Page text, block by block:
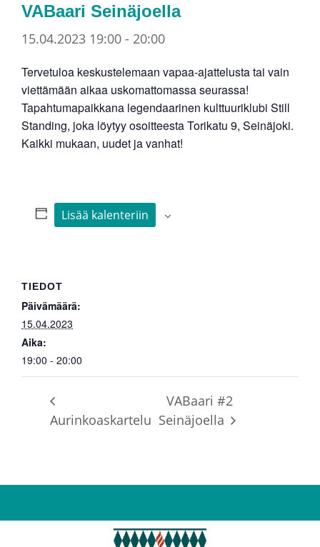
VABaari Seinäjoella
15.04.2023 19:00 - 20:00
Tervetuloa keskustelemaan vapaa-ajattelusta tai vain
viettämään aikaa uskomattomassa seurassa!
Tapahtumapaikkana legendaarinen kulttuuriklubi Still
Standing, joka löytyy osoitteesta Torikatu 9, Seinäjoki.
Kaikki mukaan, uudet ja vanhat!
Lisää kalenteriin
TIEDOT
Päivämäärä:
15.04.2023
Aika:
19:00 - 20:00
Aurinkoaskartelu
VABaari #2
Seinäjoella